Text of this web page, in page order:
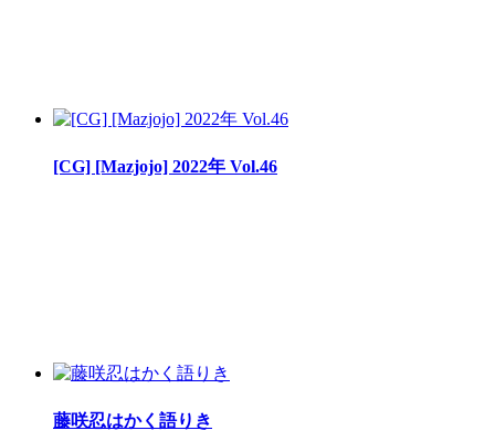
[CG] [Mazjojo] 2022年 Vol.46
藤咲忍はかく語りき